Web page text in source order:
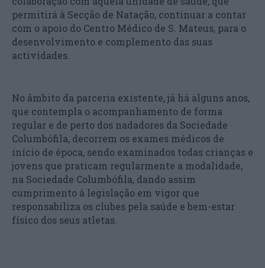
permitirá à Secção de Natação, continuar a contar
com o apoio do Centro Médico de S. Mateus, para o
desenvolvimento e complemento das suas
actividades.
No âmbito da parceria existente, já há alguns anos,
que contempla o acompanhamento de forma
regular e de perto dos nadadores da Sociedade
Columbófila, decorrem os exames médicos de
início de época, sendo examinados todas crianças e
jovens que praticam regularmente a modalidade,
na Sociedade Columbófila, dando assim
cumprimento à legislação em vigor que
responsabiliza os clubes pela saúde e bem-estar
físico dos seus atletas.